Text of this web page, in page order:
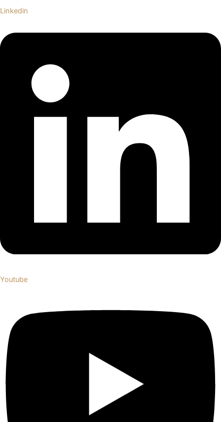
Linkedin
Youtube